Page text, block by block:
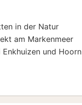
Bild
in der Natur
am Markenmeer
Enkhuizen und Hoorn